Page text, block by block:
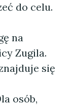
do celu.
na
Zugila.
się
osób,